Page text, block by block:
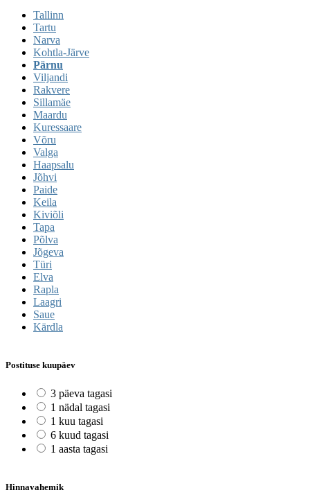
Tallinn
Tartu
Narva
Kohtla-Järve
Pärnu
Viljandi
Rakvere
Sillamäe
Maardu
Kuressaare
Võru
Valga
Haapsalu
Jõhvi
Paide
Keila
Kiviõli
Tapa
Põlva
Jõgeva
Türi
Elva
Rapla
Laagri
Saue
Kärdla
Postituse kuupäev
3 päeva tagasi
1 nädal tagasi
1 kuu tagasi
6 kuud tagasi
1 aasta tagasi
Hinnavahemik